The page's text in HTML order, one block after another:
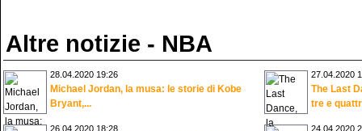
Altre notizie - NBA
28.04.2020 19:26
Michael Jordan, la musa: le storie di Kobe
Bryant,...
27.04.2020
The Last
tre e
26.04.2020 18:28 24.04.2020